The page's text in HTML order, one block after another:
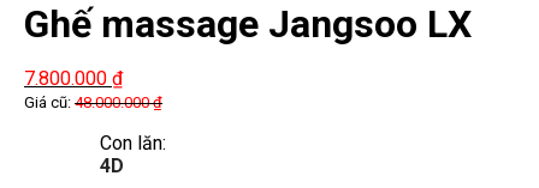
Ghế massage Jangsoo LX
250
7.800.000 ₫
Giá cũ: 48.000.000₫
Con lăn:
4D